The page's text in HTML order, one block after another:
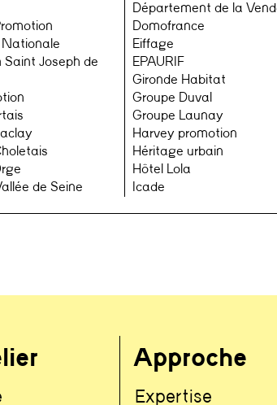
Saint Joseph de
de Seine
Département de la
Domofrance
Eiffage
EPAURIF
Gironde Habitat
Groupe Duval
Groupe Launay
Harvey promotion
Héritage urbain
Hôtel Lola
Icade
Approche
Expertise